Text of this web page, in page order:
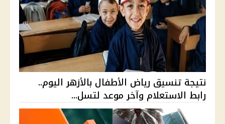
نتيجة تنسيق رياض الأطفال بالأزهر اليوم..
رابط الاستعلام وآخر موعد لتسل...